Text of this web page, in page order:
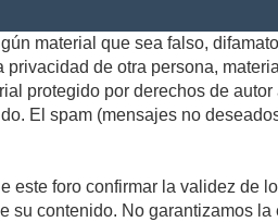
material que sea falso,
de otra persona,
protegido por derechos de
El spam (mensajes no
este foro confirmar la validez de
su contenido. No garantizamos